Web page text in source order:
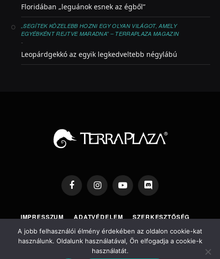
Floridában „leguánok esnek az égből”
„SEGÍTEK KÖZELEBB HOZNI EGY OLYAN VILÁGOT, AMELY
EGYÉBKÉNT REJTVE MARADNA” – TERRAPLAZA MAGAZIN
-
Leopárdgekkó az egyik legkedveltebb négylábú
FacebookInstagramYouTubeDiscord
IMPRESSZUM ADATVÉDELEM
SZERKESZTŐSÉG
TERRAPLAZA SHOP
TERRAPLAZA EXPO
Copyright © 2026 TerraPlaza ®
A jobb felhasználói élmény érdekében az oldalon cookie-kat
használunk. Oldalunk használatával, Ön elfogadja a cookie-k
használatát.